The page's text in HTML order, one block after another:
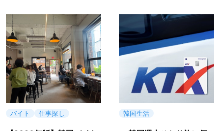
バイト 仕事探し 韓国生活